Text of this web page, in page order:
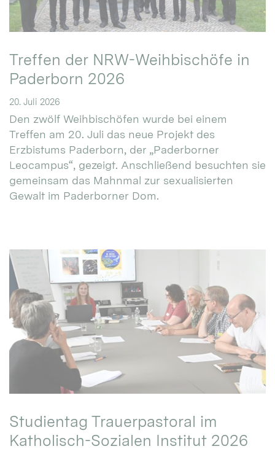
Treffen der NRW-Weihbischöfe in
Paderborn 2026
20. Juli 2026
Den zwölf Weihbischöfen wurde bei einem
Treffen am 20. Juli das neue Projekt des
Erzbistums Paderborn, der „Paderborner
Leocampus“, gezeigt. Anschließend besuchten sie
gemeinsam das Mahnmal zur sexualisierten
Gewalt im Paderborner Dom.
Studientag Trauerpastoral im
Katholisch-Sozialen Institut 2026